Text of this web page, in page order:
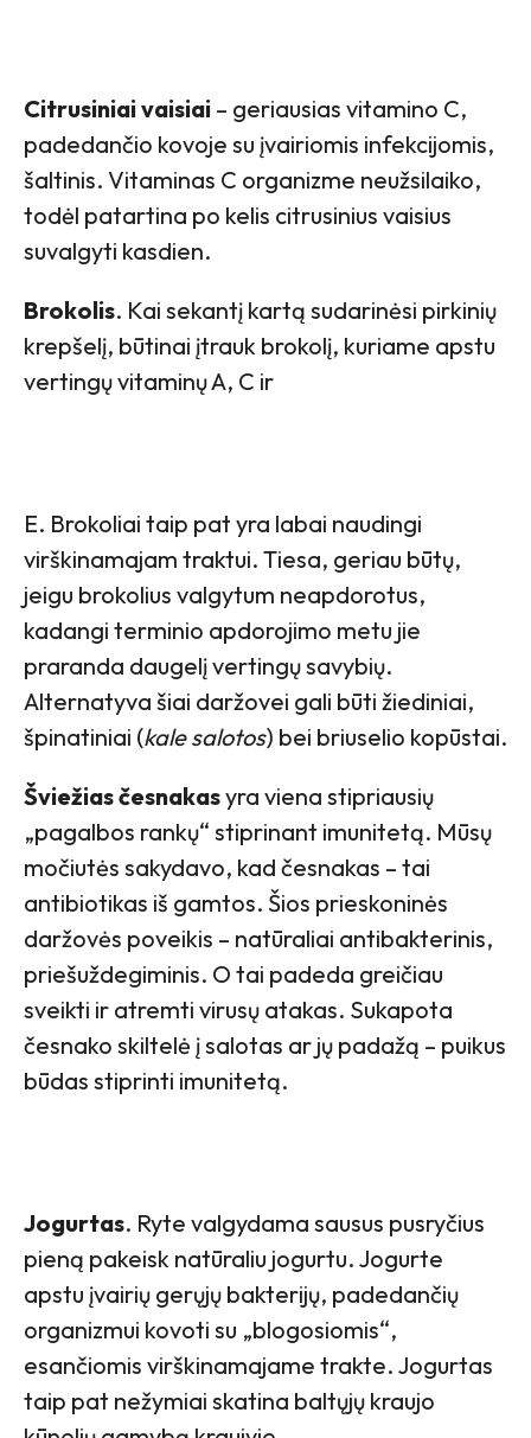
Citrusiniai vaisiai – geriausias vitamino C,
padedančio kovoje su įvairiomis infekcijomis,
šaltinis. Vitaminas C organizme neužsilaiko,
todėl patartina po kelis citrusinius vaisius
suvalgyti kasdien.
Brokolis. Kai sekantį kartą sudarinėsi pirkinių
krepšelį, būtinai įtrauk brokolį, kuriame apstu
vertingų vitaminų A, C ir
E. Brokoliai taip pat yra labai naudingi
virškinamajam traktui. Tiesa, geriau būtų,
jeigu brokolius valgytum neapdorotus,
kadangi terminio apdorojimo metu jie
praranda daugelį vertingų savybių.
Alternatyva šiai daržovei gali būti žiediniai,
špinatiniai (kale salotos) bei briuselio kopūstai.
Šviežias česnakasyra viena stipriausių
„pagalbos rankų“ stiprinant imunitetą. Mūsų
močiutės sakydavo, kad česnakas – tai
antibiotikas iš gamtos. Šios prieskoninės
daržovės poveikis – natūraliai antibakterinis,
priešuždegiminis. O tai padeda greičiau
sveikti ir atremti virusų atakas. Sukapota
česnako skiltelė į salotas ar jų padažą – puikus
būdas stiprinti imunitetą.
Jogurtas. Ryte valgydama sausus pusryčius
pieną pakeisk natūraliu jogurtu. Jogurte
apstu įvairių gerųjų bakterijų, padedančių
organizmui kovoti su „blogosiomis“,
esančiomis virškinamajame trakte. Jogurtas
taip pat nežymiai skatina baltųjų kraujo